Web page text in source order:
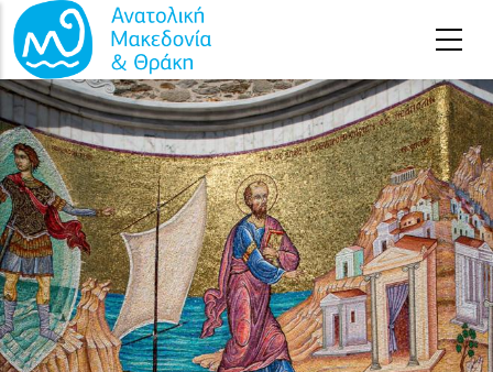
Παράκαμψη προς το κυρίως περιεχόμενο